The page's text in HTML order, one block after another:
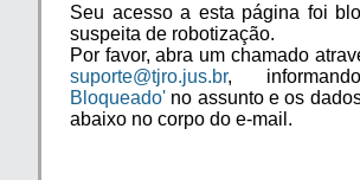
Seu acesso a esta página foi
suspeita de robotização.
Por favor, abra um chamado
suporte@tjro.jus.br,
Bloqueado' no assunto e os
abaixo no corpo do e-mail.